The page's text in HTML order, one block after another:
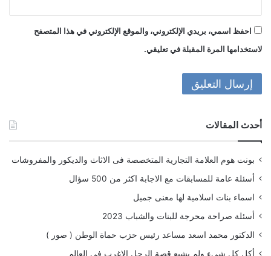
احفظ اسمي، بريدي الإلكتروني، والموقع الإلكتروني في هذا المتصفح
لاستخدامها المرة المقبلة في تعليقي.
أحدث المقالات
بونت هوم العلامة التجارية المتخصصة فى الاثاث والديكور والمفروشات
أسئلة عامة للمسابقات مع الاجابة اكثر من 500 سؤال
اسماء بنات اسلامية لها معنى جميل
أسئلة صراحة محرجة للبنات والشباب 2023
الدكتور محمد اسعد مساعد رئيس حزب حماة الوطن ( صور )
أكل كل شىء ولم يشبع قصة الرجل الاغرب فى العالم